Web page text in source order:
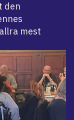
den
mest